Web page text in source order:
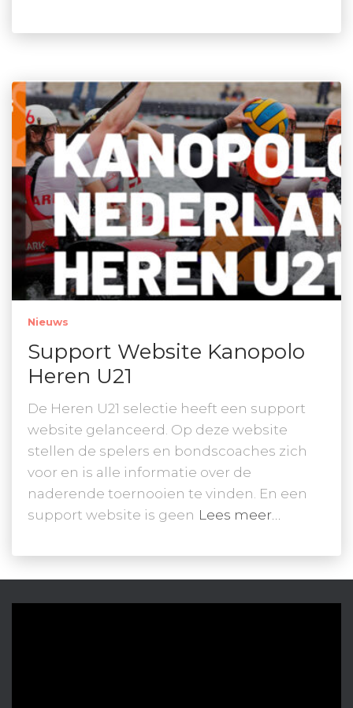
Nieuws
Support Website Kanopolo
Heren U21
De Heren U21 selectie heeft een support
website gelanceerd. Op deze website
stellen de spelers en bondscoaches zich
voor en is alle informatie over de
naderende toernooien te vinden. En een
support website is geen Lees meer…